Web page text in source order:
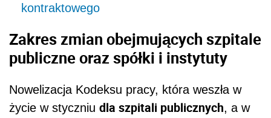
kontraktowego
Zakres zmian obejmujących szpitale
publiczne oraz spółki i instytuty
Nowelizacja Kodeksu pracy, która weszła w
życie w styczniu dla szpitali publicznych, a w